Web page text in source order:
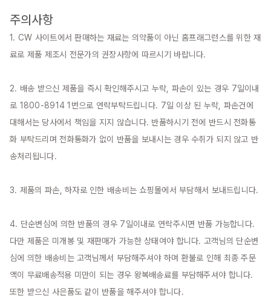
주의사항
1. CW 사이트에서 판매하는 재료는 의약품이 아닌 홈프래그런스를 위한 재
료로 제품 제조시 전문가의 권장사항에 따르시기 바랍니다.
2. 배송 받으신 제품을 즉시 확인해주시고 누락, 파손이 있는 경우 7일이내
로 1800-8914 1번으로 연락부탁드립니다. 7일 이상 된 누락, 파손건에
대해서는 당사에서 책임을 지지 않습니다. 반품하시기 전에 반드시 전화통
화 부탁드리며 전화통화가 없이 반품을 보내시는 경우 수취가 되지 않고 반
송처리됩니다.
3. 제품의 파손, 하자로 인한 배송비는 쇼핑몰에서 부담해서 보내드립니다.
4. 단순변심에 의한 반품의 경우 7일이내로 연락주시면 반품 가능합니다.
다만 제품은 미개봉 및 재판매가 가능한 상태여야 합니다. 고객님의 단순변
심에 의한 배송비는 고객님께서 부담해주셔야 하며 환불로 인해 최종 주문
액이 무료배송적용 미만이 되는 경우 왕복배송료를 부담해주셔야 합니다.
또한 받으신 사은품도 같이 반품을 해주셔야 합니다.